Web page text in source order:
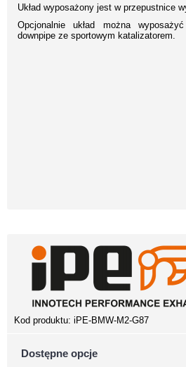
Układ wyposażony jest w przepustnice
Opcjonalnie układ można
downpipe ze sportowym katalizatorem.
Kod produktu: iPE-BMW-M2-G87
Dostępne opcje